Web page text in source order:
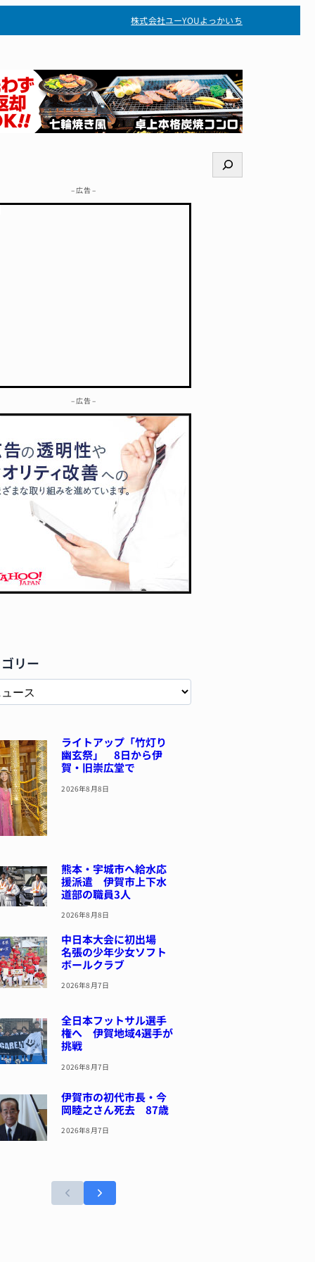
株式会社ユーYOUよっかいち
検
索
– 広告 –
– 広告 –
リー
ライトアップ「竹灯り
幽玄祭」 8日から伊
賀・旧崇広堂で
2026年8月8日
熊本・宇城市へ給水応
援派遣 伊賀市上下水
道部の職員3人
2026年8月8日
中日本大会に初出場
名張の少年少女ソフト
ボールクラブ
2026年8月7日
全日本フットサル選手
権へ 伊賀地域4選手が
挑戦
2026年8月7日
伊賀市の初代市長・今
岡睦之さん死去 87歳
2026年8月7日